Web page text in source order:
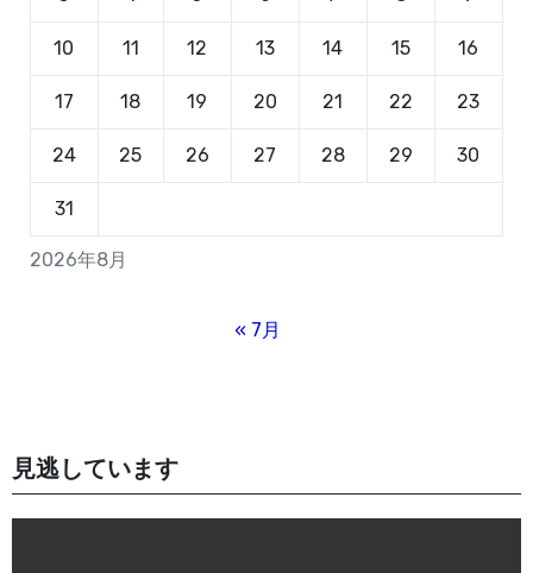
2026年8月
10 11 12 13 14 15 16
17 18 19 20 21 22 23
24 25 26 27 28 29 30
31
« 7月
見逃しています